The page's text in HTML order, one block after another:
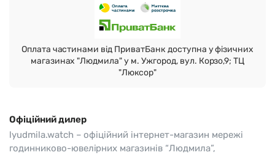
Оплата частинами від ПриватБанк доступна у фізичних
магазинах "Людмила" у м. Ужгород, вул. Корзо,9; ТЦ
"Люксор"
Офіційний дилер
lyudmila.watch – офіційний інтернет-магазин мережі
годинниково-ювелірних магазинів “Людмила”,